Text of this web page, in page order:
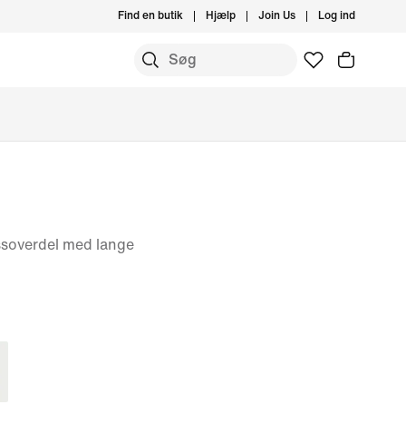
Find en butik Hjælp Join Us Log ind
med lange